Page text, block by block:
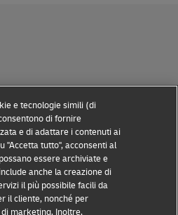
e tecnologie simili (di
di fornire
e di adattare i contenuti ai
"Accetta tutto", acconsenti al
essere archiviate e
anche la creazione di
il più possibile facili da
il cliente, nonché per
marketing. Inoltre,